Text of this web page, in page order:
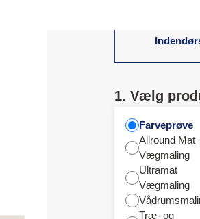
1. Vælg
Farveprøve
Allround Mat
Vægmaling
Ultramat
Vægmaling
Træ- og